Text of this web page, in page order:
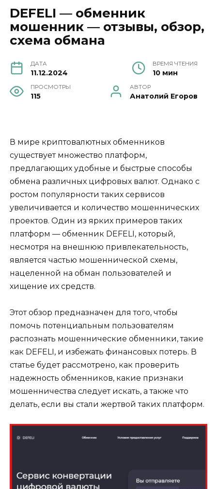
DEFELI — обменник
мошенник — отзывы, обзор,
схема обмана
ДАТА
11.12.2024
ВРЕМЯ ЧТЕНИЯ
10 мин
ПРОСМОТРЫ
115
АВТОР
Анатолий Егоров
В мире криптовалютных обменников
существует множество платформ,
предлагающих удобные и быстрые способы
обмена различных цифровых валют. Однако с
ростом популярности таких сервисов
увеличивается и количество мошеннических
проектов. Один из ярких примеров таких
платформ — обменник DEFELI, который,
несмотря на внешнюю привлекательность,
является частью мошеннической схемы,
нацеленной на обман пользователей и
хищение их средств.
Этот обзор предназначен для того, чтобы
помочь потенциальным пользователям
распознать мошеннические обменники, такие
как DEFELI, и избежать финансовых потерь. В
статье будет рассмотрено, как проверить
надежность обменников, какие признаки
мошенничества следует искать, а также что
делать, если вы стали жертвой таких платформ.